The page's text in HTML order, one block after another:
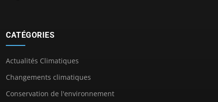
CATÉGORIES
Actualités Climatiques
Changements climatiques
Conservation de l'environnement